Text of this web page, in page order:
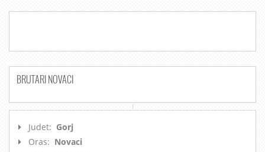
BRUTARI NOVACI
Judet: Gorj
Oras: Novaci